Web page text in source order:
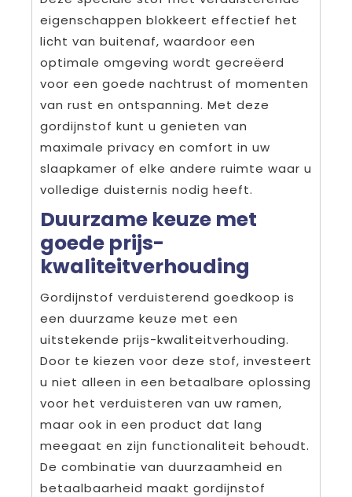
eigenschappen blokkeert effectief het
licht van buitenaf, waardoor een
optimale omgeving wordt gecreëerd
voor een goede nachtrust of momenten
van rust en ontspanning. Met deze
gordijnstof kunt u genieten van
maximale privacy en comfort in uw
slaapkamer of elke andere ruimte waar u
volledige duisternis nodig heeft.
Duurzame keuze met
goede prijs-
kwaliteitverhouding
Gordijnstof verduisterend goedkoop is
een duurzame keuze met een
uitstekende prijs-kwaliteitverhouding.
Door te kiezen voor deze stof, investeert
u niet alleen in een betaalbare oplossing
voor het verduisteren van uw ramen,
maar ook in een product dat lang
meegaat en zijn functionaliteit behoudt.
De combinatie van duurzaamheid en
betaalbaarheid maakt gordijnstof